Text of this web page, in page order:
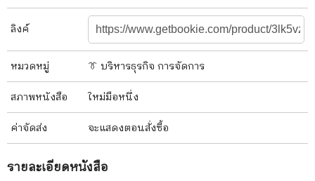
ลิงค์
หมวดหมู่ 👔 บริหารธุรกิจ การจัดการ
สภาพหนังสือ ใหม่มือหนึ่ง
ค่าจัดส่ง จะแสดงตอนสั่งซื้อ
รายละเอียดหนังสือ